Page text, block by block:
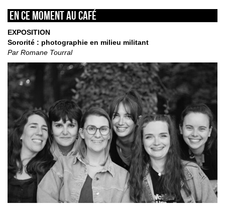
En ce moment au café
EXPOSITION
Sororité : photographie en milieu militant
Par Romane Tourral